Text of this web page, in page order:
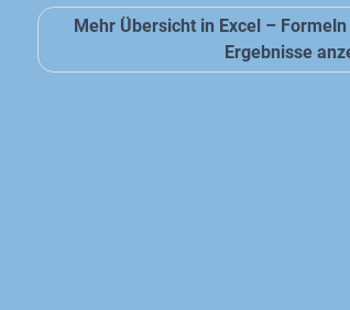
Mehr Übersicht in Excel –
Ergebnisse